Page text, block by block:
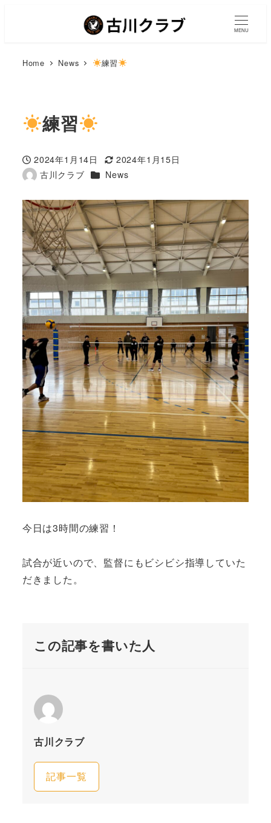
MENU
Home News 練習
練習
投稿日
2024年1月14日
更新日
2024年1月15日
著
古川クラブ カテゴリー
News
今日は3時間の練習！
試合が近いので、監督にもビシビシ指導していた
だきました。
この記事を書いた人
古川クラブ
記事一覧